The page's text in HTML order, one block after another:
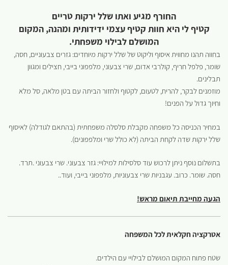
החורף מגיע ואתו שלל ירקות טריים
קטיף לי היא חוות קטיף עצמי ידידותית ומהנה, המקום
המושלם לבילוי משפחתי.
בחווה תהנו מחווית איסוף וליקוט של שלל ירקות מיוחדים: גזרים צבעוניים, חסה,
שומר, פלפל חריף, קולרבי אדום, שרי צבעוני, מלפפוני בייבי, חצילים ומגוון
תבלינים.
מוזמנים לבקר, להריח, לטעום, לקטוף ולחזור הביתה עם בטן מלאה, סל מלא
וחיוך גדול על הפנים!
במחיר הכניסה כל משפחה מקבלת סלסלה משפחתית (בהתאם לגודלה) לאיסוף
שלל ירקות שדה לקחת הביתה (לא כולל שרי ומלפפונים).
בתשלום נוסף ניתן לרכוש עוד סלסילות למילויי: גזר צבעוני. שרי צבעוני .תרד.
חסה. שומר. כרוב. עגבניות שרי צבעוניות, מלפפוני בייבי, ועוד..
הגעה מחייבת תיאום מראש!
אטרקציה חקלאית לכל המשפחה
שטח פתוח המקום המושלם לבילויי עם הילדים.